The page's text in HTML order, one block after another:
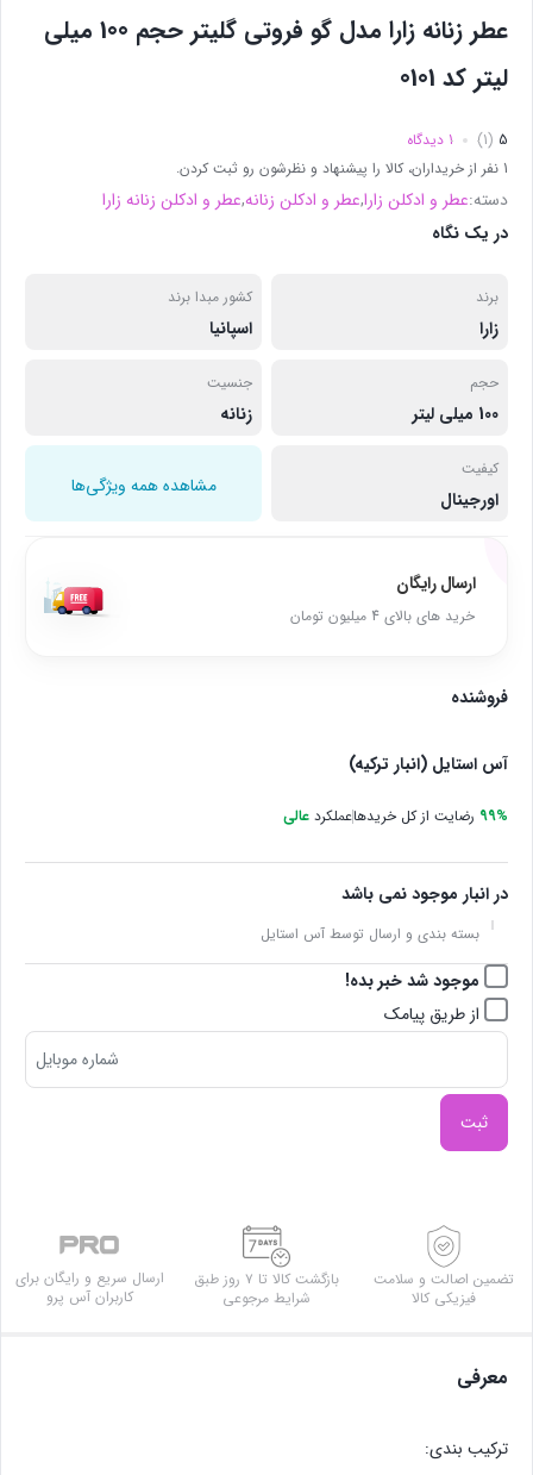
عطر زنانه زارا مدل گو فروتی گلیتر حجم 100 میلی
لیتر کد 0101
5
(1)
1 دیدگاه
1 نفر از خریداران، کالا را پیشنهاد و نظرشون رو ثبت کردن.
دسته:عطر و ادکلن زارا,عطر و ادکلن زنانه,عطر و ادکلن زنانه زارا
در یک نگاه
برند
زارا
کشور مبدا برند
اسپانیا
حجم
100 میلی لیتر
جنسیت
زنانه
کیفیت
اورجینال
مشاهده همه ویژگی‌ها
ارسال رایگان
خرید های بالای 4 میلیون تومان
فروشنده
آس استایل (انبار ترکیه)
99% رضایت از کل خریدهاعملکرد عالی
در انبار موجود نمی باشد
بسته بندی و ارسال توسط آس استایل
موجود شد خبر بده!
از طریق پیامک
ثبت
تضمین اصالت و سلامت
فیزیکی کالا
بازگشت کالا تا ۷ روز طبق
شرایط مرجوعی
ارسال سریع و رایگان برای
کاربران آس پرو
معرفی
ترکیب بندی: